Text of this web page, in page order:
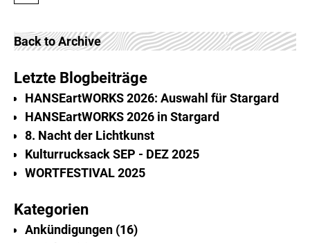
Back to Archive
Letzte Blogbeiträge
HANSEartWORKS 2026: Auswahl für Stargard
HANSEartWORKS 2026 in Stargard
8. Nacht der Lichtkunst
Kulturrucksack SEP - DEZ 2025
WORTFESTIVAL 2025
Kategorien
Ankündigungen 16